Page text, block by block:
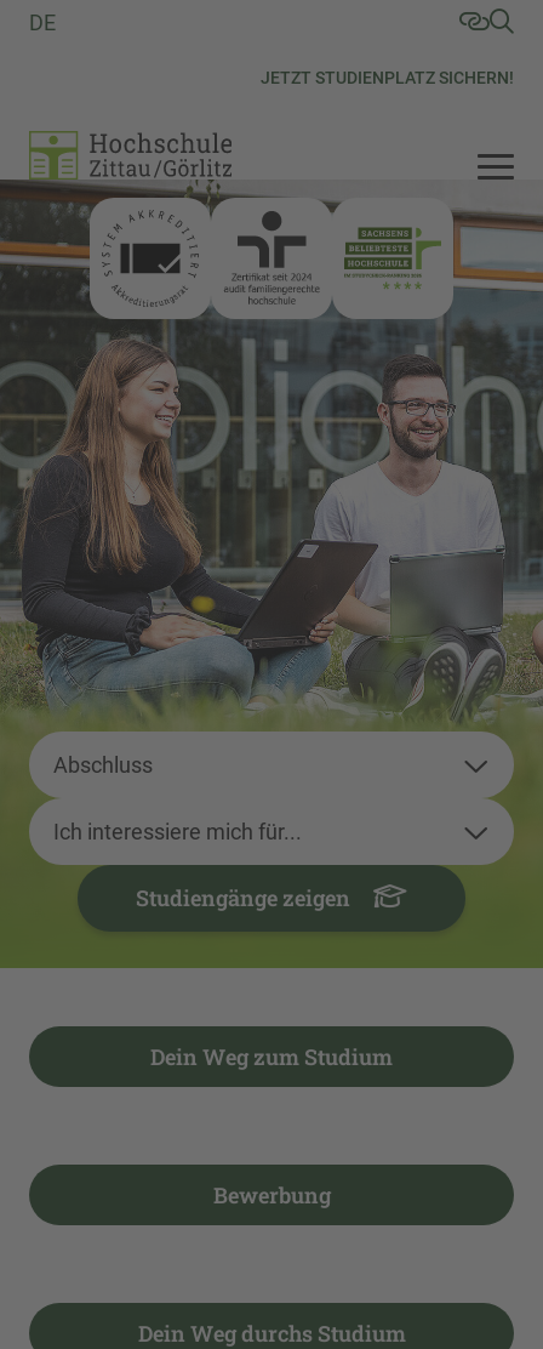
JETZT STUDIENPLATZ SICHERN!
DE
Abschluss
Ich interessiere mich für...
Studiengänge zeigen
Dein Weg zum Studium
Bewerbung
Dein Weg durchs Studium